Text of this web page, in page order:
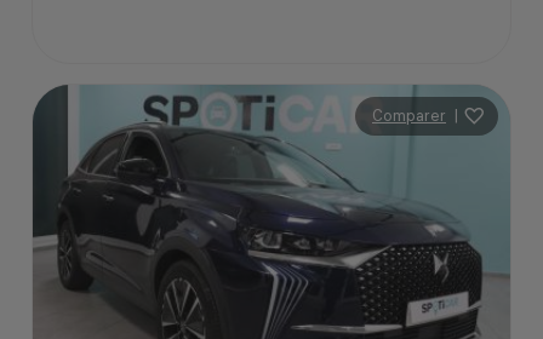
Comparer |